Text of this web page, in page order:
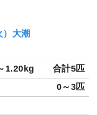
大潮
1.20kg 合計5匹
0～3匹